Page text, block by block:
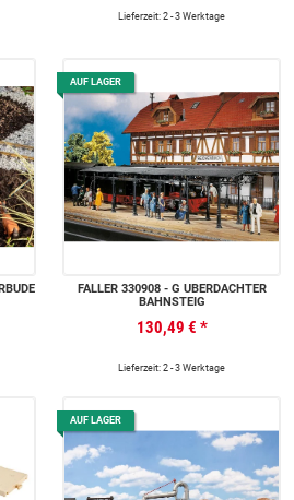
Lieferzeit: 2 - 3 Werktage
AUF LAGER
FALLER 330908 - G ÜBERDACHTER
BAHNSTEIG
130,49 € *
Lieferzeit: 2 - 3 Werktage
AUF LAGER